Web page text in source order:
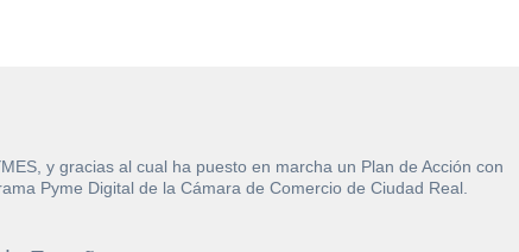
y gracias al cual ha puesto en marcha un Plan de Acción con
Pyme Digital de la Cámara de Comercio de Ciudad Real.